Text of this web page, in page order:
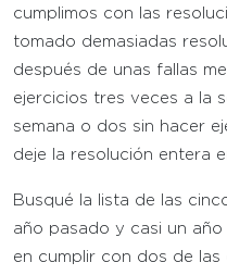
cumplimos con las
tomado demasiadas
después de unas fallas
ejercicios tres veces a la
semana o dos sin hacer
deje la resolución entera
Busqué la lista de las
año pasado y casi un
en cumplir con dos de